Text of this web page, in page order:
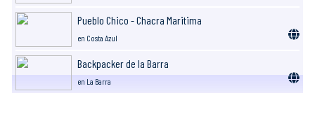
Pueblo Chico - Chacra Maritima
en Costa Azul
Backpacker de la Barra
en La Barra